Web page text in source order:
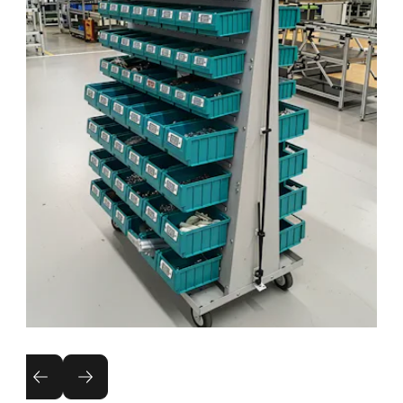
C-Teile-Management